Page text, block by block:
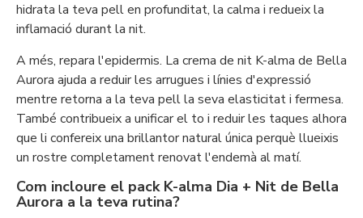
hidrata la teva pell en profunditat, la calma i redueix la
inflamació durant la nit.
A més, repara l'epidermis. La crema de nit K-alma de Bella
Aurora ajuda a reduir les arrugues i línies d'expressió
mentre retorna a la teva pell la seva elasticitat i fermesa.
També contribueix a unificar el to i reduir les taques alhora
que li confereix una brillantor natural única perquè llueixis
un rostre completament renovat l'endemà al matí.
Com incloure el pack K-alma Dia + Nit de Bella
Aurora a la teva rutina?